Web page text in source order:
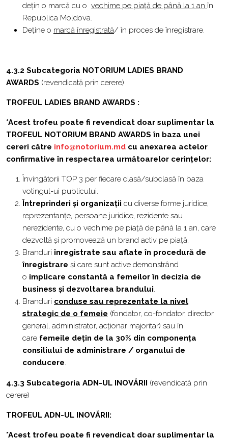
dețin o marcă cu o vechime pe piață de până la 1 an în
Republica Moldova.
Deține o marcă înregistrată/ în proces de înregistrare.
4.3.2 Subcategoria NOTORIUM LADIES BRAND
AWARDS (revendicată prin cerere)
TROFEUL LADIES BRAND AWARDS :
*Acest trofeu poate fi revendicat doar suplimentar la
TROFEUL NOTORIUM BRAND AWARDS în baza unei
cereri către info@notorium.md cu anexarea actelor
confirmative în respectarea următoarelor cerințelor:
Învingătorii TOP 3 per fiecare clasă/subclasă în baza
votingul-ui publicului.
Întreprinderi și organizații cu diverse forme juridice,
reprezentanțe, persoane juridice, rezidente sau
nerezidente, cu o vechime pe piață de până la 1 an, care
dezvoltă și promovează un brand activ pe piață.
Branduri înregistrate sau aflate în procedură de
înregistrare și care sunt active demonstrând
o implicare constantă a femeilor în decizia de
business și dezvoltarea brandului.
Branduri conduse sau reprezentate la nivel
strategic de o femeie (fondator, co-fondator, director
general, administrator, acționar majoritar) sau în
care femeile dețin de la 30% din componența
consiliului de administrare / organului de
conducere.
4.3.3 Subcategoria ADN-UL INOVĂRII (revendicată prin
cerere)
TROFEUL ADN-UL INOVĂRII:
*Acest trofeu poate fi revendicat doar suplimentar la